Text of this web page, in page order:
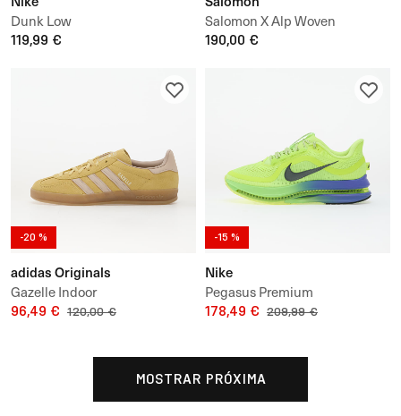
Dunk Low
119,99 €
Salomon X Alp Woven
190,00 €
-20 %
adidas Originals
Gazelle Indoor
96,49 € 120,00 €
-15 %
Nike
Pegasus Premium
178,49 € 209,99 €
MOSTRAR PRÓXIMA